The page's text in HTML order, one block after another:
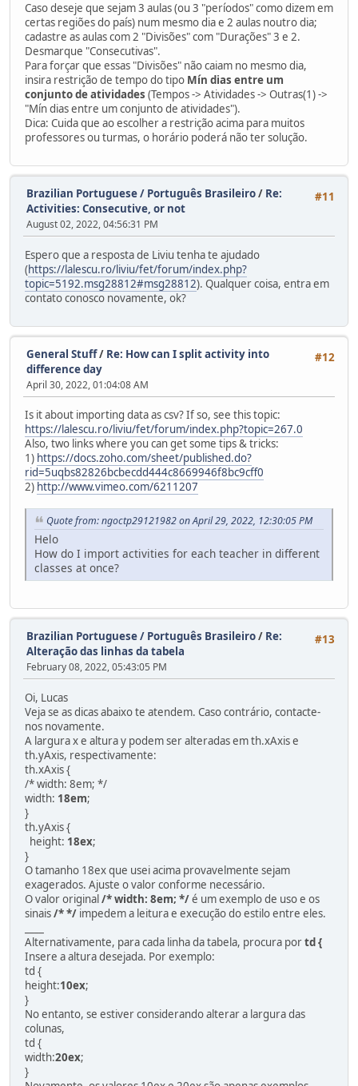
Caso deseje que sejam 3 aulas (ou 3 "períodos" como dizem em
certas regiões do país) num mesmo dia e 2 aulas noutro dia;
cadastre as aulas com 2 "Divisões" com "Durações" 3 e 2.
Desmarque "Consecutivas".
Para forçar que essas "Divisões" não caiam no mesmo dia,
insira restrição de tempo do tipo Mín dias entre um
conjunto de atividades (Tempos -> Atividades -> Outras(1) ->
"Mín dias entre um conjunto de atividades").
Dica: Cuida que ao escolher a restrição acima para muitos
professores ou turmas, o horário poderá não ter solução.
#11
Brazilian Portuguese / Português Brasileiro/ Re:
Activities: Consecutive, or not
August 02, 2022, 04:56:31 PM
Espero que a resposta de Liviu tenha te ajudado
(https://lalescu.ro/liviu/fet/forum/index.php?
topic=5192.msg28812#msg28812). Qualquer coisa, entra em
contato conosco novamente, ok?
#12
General Stuff/ Re: How can I split activity into
difference day
April 30, 2022, 01:04:08 AM
Is it about importing data as csv? If so, see this topic:
https://lalescu.ro/liviu/fet/forum/index.php?topic=267.0
Also, two links where you can get some tips & tricks:
1) https://docs.zoho.com/sheet/published.do?
rid=5uqbs82826bcbecdd444c8669946f8bc9cff0
2) http://www.vimeo.com/6211207
Quote from: ngoctp29121982 on April 29, 2022, 12:30:05 PM
Helo
How do I import activities for each teacher in different
classes at once?
#13
Brazilian Portuguese / Português Brasileiro/ Re:
Alteração das linhas da tabela
February 08, 2022, 05:43:05 PM
Oi, Lucas
Veja se as dicas abaixo te atendem. Caso contrário, contacte-
nos novamente.
A largura x e altura y podem ser alteradas em th.xAxis e
th.yAxis, respectivamente:
th.xAxis {
/* width: 8em; */
width: 18em;
}
th.yAxis {
height: 18ex;
}
O tamanho 18ex que usei acima provavelmente sejam
exagerados. Ajuste o valor conforme necessário.
O valor original/* width: 8em; */é um exemplo de uso e os
sinais/* */ impedem a leitura e execução do estilo entre eles.
Alternativamente, para cada linha da tabela, procura portd {
Insere a altura desejada. Por exemplo:
td {
height:10ex;
}
No entanto, se estiver considerando alterar a largura das
colunas,
td {
width:20ex;
}